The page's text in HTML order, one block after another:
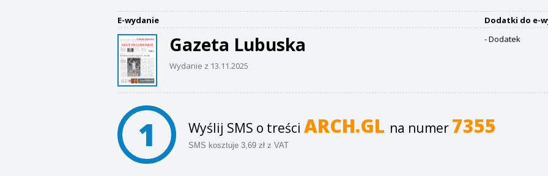
E-wydanie
Gazeta Lubuska
Wydanie z 13.11.2025
Dodatki do e-
- Dodatek
1 Wyślij SMS o treści ARCH.GL na numer 7355
SMS kosztuje 3,69 zł z VAT